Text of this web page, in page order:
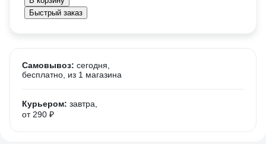
Быстрый заказ
Самовывоз: сегодня,
бесплатно , из 1 магазина
Курьером: завтра,
от 290 ₽